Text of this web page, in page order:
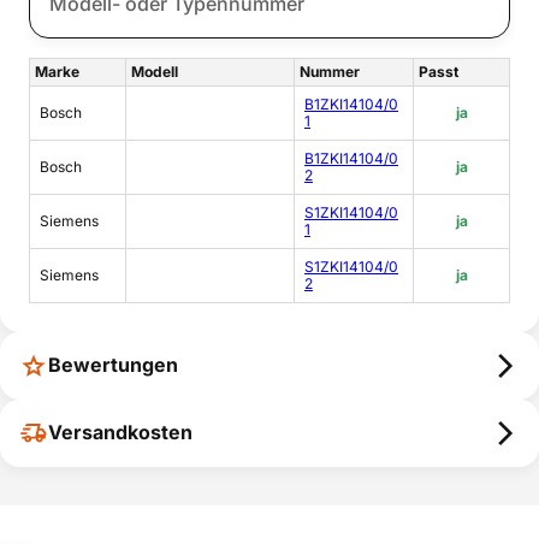
Marke Modell Nummer Passt
Bosch
B1ZKI14104/0
1
ja
Bosch
B1ZKI14104/0
2
ja
Siemens
S1ZKI14104/0
1
ja
Siemens
S1ZKI14104/0
2
ja
Bewertungen
Versandkosten